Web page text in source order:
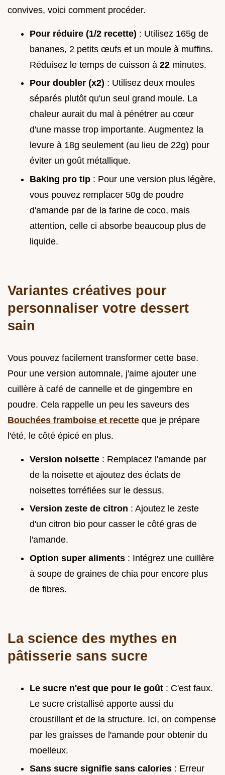
convives, voici comment procéder.
Pour réduire (1/2 recette) : Utilisez 165g de
bananes, 2 petits œufs et un moule à muffins.
Réduisez le temps de cuisson à 22 minutes.
Pour doubler (x2) : Utilisez deux moules
séparés plutôt qu'un seul grand moule. La
chaleur aurait du mal à pénétrer au cœur
d'une masse trop importante. Augmentez la
levure à 18g seulement (au lieu de 22g) pour
éviter un goût métallique.
Baking pro tip : Pour une version plus légère,
vous pouvez remplacer 50g de poudre
d'amande par de la farine de coco, mais
attention, celle ci absorbe beaucoup plus de
liquide.
Variantes créatives pour
personnaliser votre dessert
sain
Vous pouvez facilement transformer cette base.
Pour une version automnale, j'aime ajouter une
cuillère à café de cannelle et de gingembre en
poudre. Cela rappelle un peu les saveurs des
Bouchées framboise et recette que je prépare
l'été, le côté épicé en plus.
Version noisette : Remplacez l'amande par
de la noisette et ajoutez des éclats de
noisettes torréfiées sur le dessus.
Version zeste de citron : Ajoutez le zeste
d'un citron bio pour casser le côté gras de
l'amande.
Option super aliments : Intégrez une cuillère
à soupe de graines de chia pour encore plus
de fibres.
La science des mythes en
pâtisserie sans sucre
Le sucre n'est que pour le goût : C'est faux.
Le sucre cristallisé apporte aussi du
croustillant et de la structure. Ici, on compense
par les graisses de l'amande pour obtenir du
moelleux.
Sans sucre signifie sans calories : Erreur